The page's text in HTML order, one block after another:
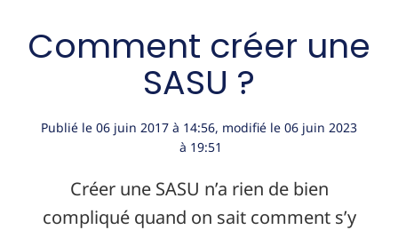
Comment créer une
SASU ?
Publié le 06 juin 2017 à 14:56, modifié le 06 juin 2023
à 19:51
Créer une SASU n’a rien de bien
compliqué quand on sait comment s’y